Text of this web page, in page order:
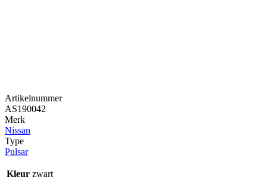
Artikelnummer
AS190042
Merk
Nissan
Type
Pulsar
Kleur zwart